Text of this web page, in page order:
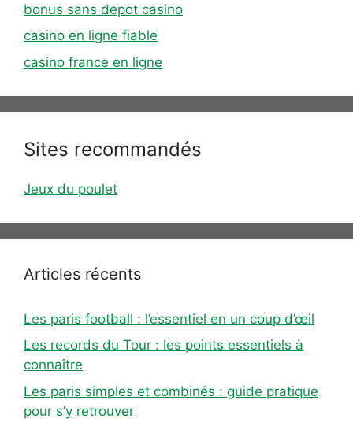
bonus sans depot casino
casino en ligne fiable
casino france en ligne
Sites recommandés
Jeux du poulet
Articles récents
Les paris football : l’essentiel en un coup d’œil
Les records du Tour : les points essentiels à
connaître
Les paris simples et combinés : guide pratique
pour s’y retrouver